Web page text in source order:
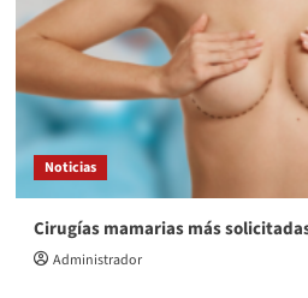
Noticias
Cirugías mamarias más
Administrador